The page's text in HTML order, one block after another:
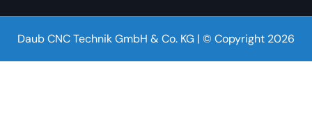
Daub CNC Technik GmbH & Co. KG | © Copyright 2026